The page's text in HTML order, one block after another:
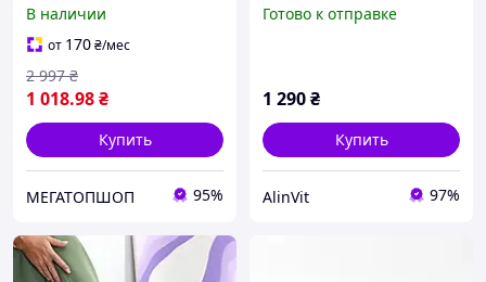
В наличии
от 170₴/мес
1 018.98₴
2 997 ₴
Купить
МЕГАТОПШОП 95%
невысоком каблуке 4 см
Готово к отправке
1 290₴
Купить
AlinVit 97%